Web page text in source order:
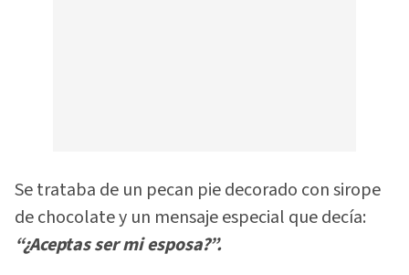
Se trataba de un pecan pie decorado con sirope
de chocolate y un mensaje especial que decía:
“¿Aceptas ser mi esposa?”.